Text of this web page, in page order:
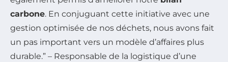
carbone. En conjuguant cette initiative avec une
gestion optimisée de nos déchets, nous avons fait
un pas important vers un modèle d’affaires plus
durable.” – Responsable de la logistique d’une